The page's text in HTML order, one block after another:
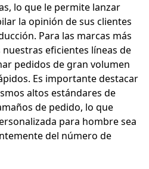
lo que le permite lanzar
la opinión de sus clientes
Para las marcas más
eficientes líneas de
pedidos de gran volumen
Es importante destacar
altos estándares de
de pedido, lo que
para hombre sea
del número de